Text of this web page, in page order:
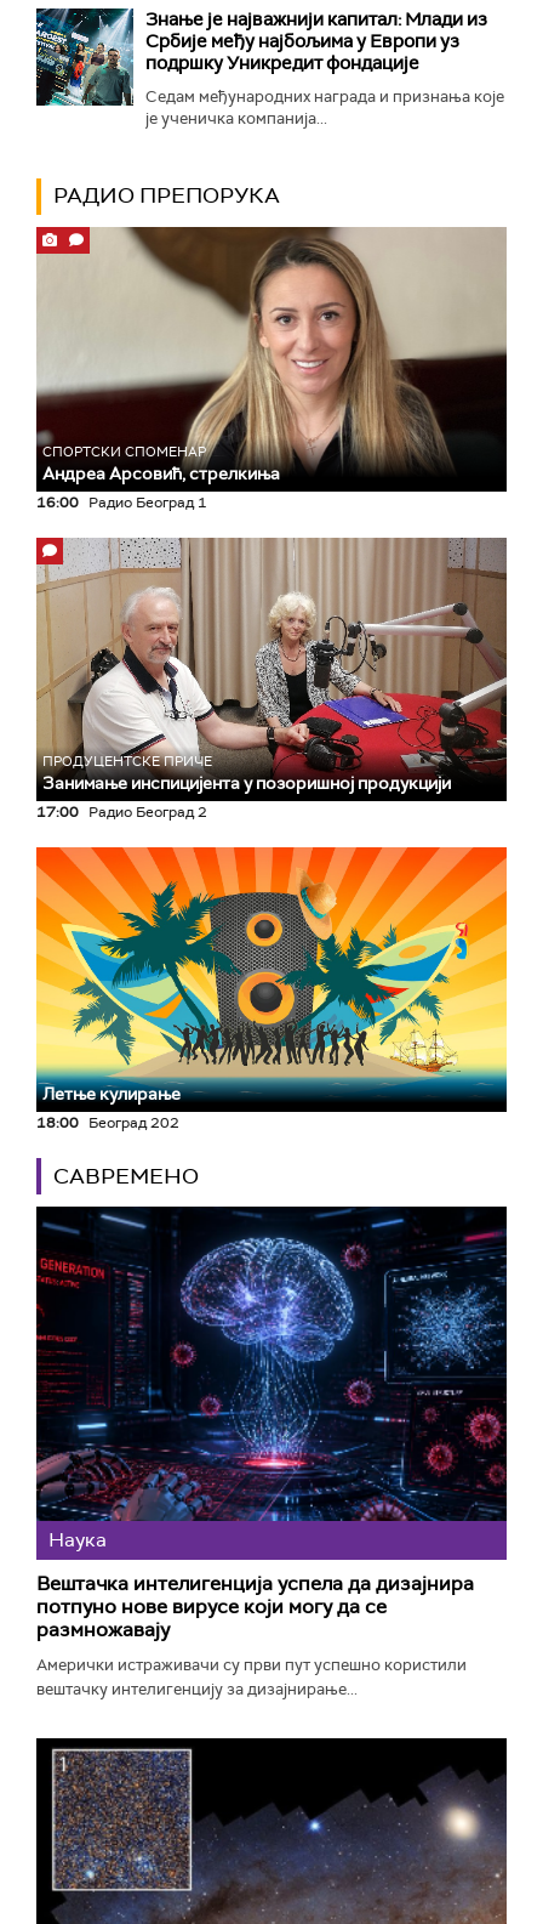
Знање је најважнији капитал: Млади из
Србије међу најбољима у Европи уз
подршку Уникредит фондације
Седам међународних награда и признања које
је ученичка компанија...
РАДИО ПРЕПОРУКА
СПОРТСКИ СПОМЕНАР
Андреа Арсовић, стрелкиња
16:00 Радио Београд 1
ПРОДУЦЕНТСКЕ ПРИЧЕ
Занимање инспицијента у позоришној продукцији
17:00 Радио Београд 2
Летње кулирање
18:00 Београд 202
САВРЕМЕНО
Наука
Вештачка интелигенција успела да дизајнира
потпуно нове вирусе који могу да се
размножавају
Амерички истраживачи су први пут успешно користили
вештачку интелигенцију за дизајнирање...